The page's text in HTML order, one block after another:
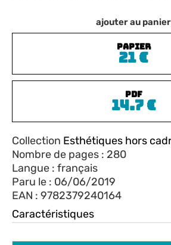
ajouter au panier
PAPIER
21€
PDF
14.7€
Collection Esthétiques hors
Nombre de pages : 280
Langue : français
Paru le : 06/06/2019
EAN : 9782379240164
Caractéristiques